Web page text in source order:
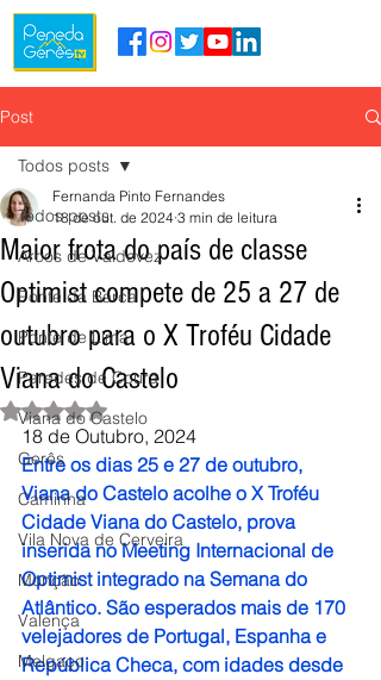
Post
Todos posts
Arcos de Valdevez
Ponte da Barca
Ponte de Lima
Paredes de Coura
Viana do Castelo
Gerês
Caminha
Vila Nova de Cerveira
Monção
Valença
Melgaço
Todos posts
Maior frota do país de classe
Optimist compete de 25 a 27 de
outubro para o X Troféu Cidade
Viana do Castelo
Fernanda Pinto Fernandes
18 de out. de 2024 3 min de leitura
Avaliado com NaN de 5 estrelas.
18 de Outubro, 2024
Entre os dias 25 e 27 de outubro,
Viana do Castelo acolhe o X Troféu
Cidade Viana do Castelo, prova
inserida no Meeting Internacional de
Optimist integrado na Semana do
Atlântico. São esperados mais de 170
velejadores de Portugal, Espanha e
República Checa, com idades desde